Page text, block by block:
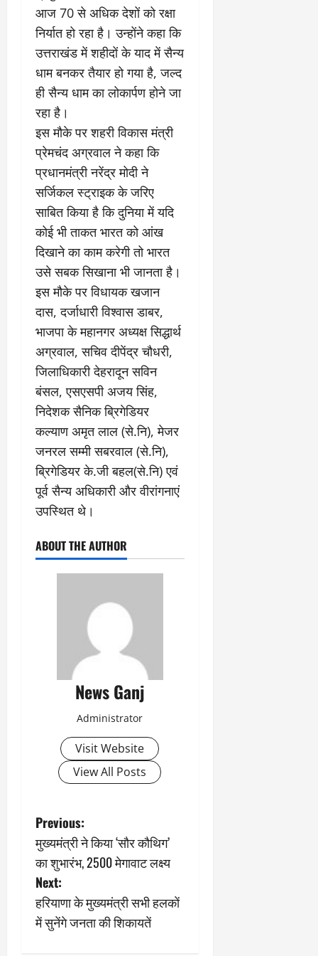
आज 70 से अधिक देशों को रक्षा
निर्यात हो रहा है। उन्होंने कहा कि
उत्तराखंड में शहीदों के याद में सैन्य
धाम बनकर तैयार हो गया है, जल्द
ही सैन्य धाम का लोकार्पण होने जा
रहा है।
इस मौके पर शहरी विकास मंत्री
प्रेमचंद अग्रवाल ने कहा कि
प्रधानमंत्री नरेंद्र मोदी ने
सर्जिकल स्ट्राइक के जरिए
साबित किया है कि दुनिया में यदि
कोई भी ताकत भारत को आंख
दिखाने का काम करेगी तो भारत
उसे सबक सिखाना भी जानता है।
इस मौके पर विधायक खजान
दास, दर्जाधारी विश्वास डाबर,
भाजपा के महानगर अध्यक्ष सिद्धार्थ
अग्रवाल, सचिव दीपेंद्र चौधरी,
जिलाधिकारी देहरादून सविन
बंसल, एसएसपी अजय सिंह,
निदेशक सैनिक ब्रिगेडियर
कल्याण अमृत लाल (से.नि), मेजर
जनरल सम्मी सबरवाल (से.नि),
ब्रिगेडियर के.जी बहल(से.नि) एवं
पूर्व सैन्य अधिकारी और वीरांगनाएं
उपस्थित थे।
ABOUT THE AUTHOR
News Ganj
Administrator
Visit Website
View All Posts
P
o
s
t
Previous:
मुख्यमंत्री ने किया ‘सौर कौथिग’
का शुभारंभ, 2500 मेगावाट लक्ष्य
Next:
हरियाणा के मुख्यमंत्री सभी हलकाें
में सुनेंगे जनता की शिकायतें